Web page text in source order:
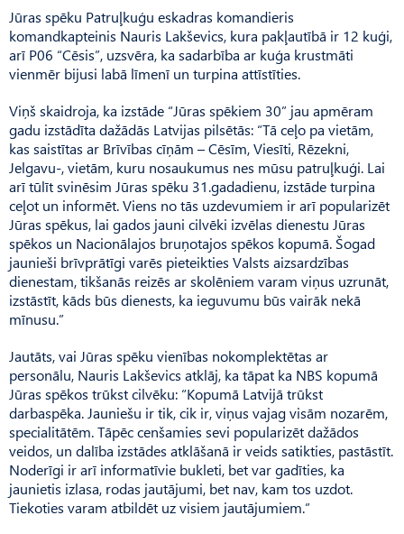
Jūras spēku Patruļkuģu eskadras komandieris
komandkapteinis Nauris Lakševics, kura pakļautībā ir 12 kuģi,
arī P06 “Cēsis”, uzsvēra, ka sadarbība ar kuģa krustmāti
vienmēr bijusi labā līmenī un turpina attīstīties.
Viņš skaidroja, ka izstāde “Jūras spēkiem 30” jau apmēram
gadu izstādīta dažādās Latvijas pilsētās: “Tā ceļo pa vietām,
kas saistītas ar Brīvības cīņām – Cē­sīm, Viesīti, Rēzekni,
Jelgavu-, vietām, kuru nosaukumus nes mūsu patruļkuģi. Lai
arī tūlīt svinēsim Jūras spēku 31.gadadienu, izstāde turpina
ceļot un informēt. Viens no tās uzdevumiem ir arī popularizēt
Jūras spēkus, lai gados jauni cilvēki izvēlas dienestu Jūras
spēkos un Nacionālajos bruņotajos spēkos kopumā. Šogad
jaunieši brīvprātīgi varēs pieteikties Valsts aizsardzības
dienestam, tikšanās reizēs ar skolēniem varam viņus uzrunāt,
izstāstīt, kāds būs dienests, ka ieguvumu būs vairāk nekā
mīnusu.”
Jautāts, vai Jūras spēku vienības nokomplektētas ar
personālu, Nauris Lakševics atklāj, ka tāpat ka NBS kopumā
Jūras spēkos trūkst cilvēku: “Kopumā Latvijā trūkst
darbaspēka. Jauniešu ir tik, cik ir, viņus vajag visām nozarēm,
specialitātēm. Tāpēc cenšamies sevi popularizēt dažādos
veidos, un dalība izstādes atklāšanā ir veids satikties, pastāstīt.
Noderīgi ir arī informatīvie bukleti, bet var gadīties, ka
jaunietis izlasa, rodas jautājumi, bet nav, kam tos uzdot.
Tiekoties varam atbildēt uz visiem jautājumiem.”